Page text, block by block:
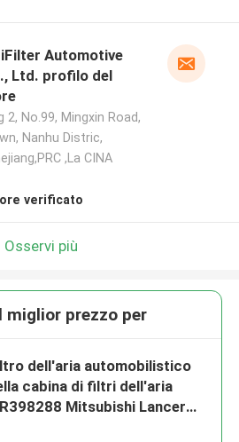
Automotive
Ltd. profilo del
2, No.99, Mingxin Road,
Nanhu Distric,
,La CINA
verificato
Osservi più
miglior prezzo per
dell'aria automobilistico
cabina di filtri dell'aria
Mitsubishi Lancer